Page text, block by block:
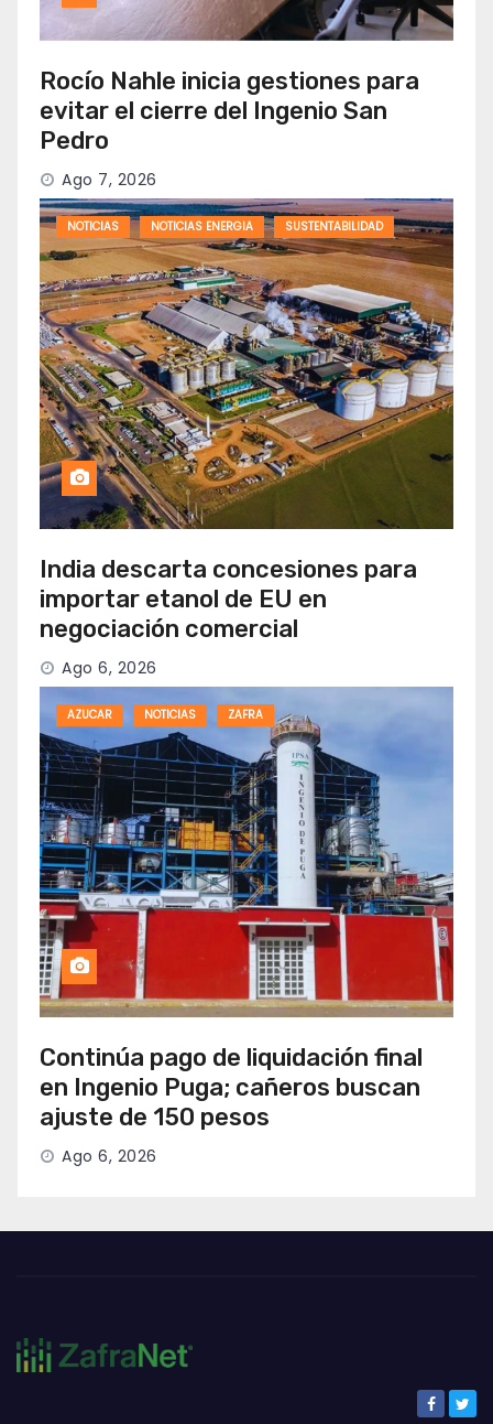
Rocío Nahle inicia gestiones para
evitar el cierre del Ingenio San
Pedro
Ago 7, 2026
NOTICIAS NOTICIAS ENERGIA SUSTENTABILIDAD
India descarta concesiones para
importar etanol de EU en
negociación comercial
Ago 6, 2026
AZUCAR NOTICIAS ZAFRA
Continúa pago de liquidación final
en Ingenio Puga; cañeros buscan
ajuste de 150 pesos
Ago 6, 2026